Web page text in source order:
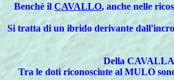
Benchè ilCAVALLO, anche nelle
Sitratta di un ibrido derivante
Della
Tra le doti riconosciute al MULO